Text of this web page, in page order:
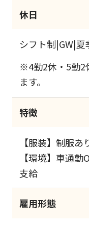
休日
シフト制|GW|
※4勤2休・5勤2
ます。
特徴
【服装】制服あ
【環境】車通
支給
雇用形態